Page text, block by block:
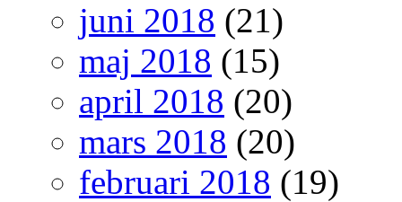
juni 2018 (21)
maj 2018 (15)
april 2018 (20)
mars 2018 (20)
februari 2018 (19)